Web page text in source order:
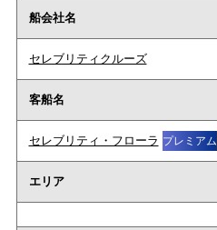
船会社名
セレブリティクルーズ
客船名
セレブリティ・フローラ プレミアム
エリア